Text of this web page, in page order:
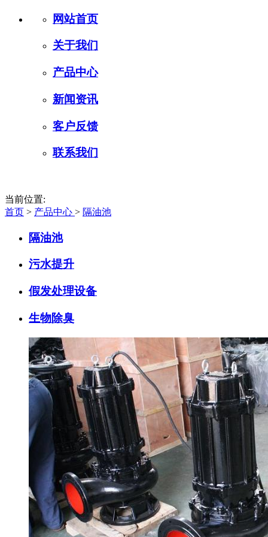
网站首页
关于我们
产品中心
新闻资讯
客户反馈
联系我们
当前位置:
首页 > 产品中心 > 隔油池
隔油池
污水提升
假发处理设备
生物除臭